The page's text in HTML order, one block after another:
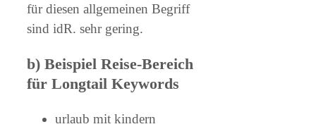
für diesen allgemeinen Begriff
sind idR. sehr gering.
b) Beispiel Reise-Bereich
für Longtail Keywords
urlaub mit kindern